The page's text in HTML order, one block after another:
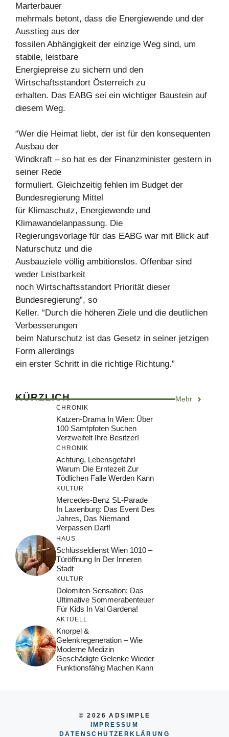
Marterbauer
mehrmals betont, dass die Energiewende und der
Ausstieg aus der
fossilen Abhängigkeit der einzige Weg sind, um
stabile, leistbare
Energiepreise zu sichern und den
Wirtschaftsstandort Österreich zu
erhalten. Das EABG sei ein wichtiger Baustein auf
diesem Weg.
“Wer die Heimat liebt, der ist für den konsequenten
Ausbau der
Windkraft – so hat es der Finanzminister gestern in
seiner Rede
formuliert. Gleichzeitig fehlen im Budget der
Bundesregierung Mittel
für Klimaschutz, Energiewende und
Klimawandelanpassung. Die
Regierungsvorlage für das EABG war mit Blick auf
Naturschutz und die
Ausbauziele völlig ambitionslos. Offenbar sind
weder Leistbarkeit
noch Wirtschaftsstandort Priorität dieser
Bundesregierung”, so
Keller. “Durch die höheren Ziele und die deutlichen
Verbesserungen
beim Naturschutz ist das Gesetz in seiner jetzigen
Form allerdings
ein erster Schritt in die richtige Richtung.”
KÜRZLICH Mehr
CHRONIK
Katzen-Drama In Wien: Über
100 Samtpfoten Suchen
Verzweifelt Ihre Besitzer!
CHRONIK
Achtung, Lebensgefahr!
Warum Die Erntezeit Zur
Tödlichen Falle Werden Kann
KULTUR
Mercedes-Benz SL-Parade
In Laxenburg: Das Event Des
Jahres, Das Niemand
Verpassen Darf!
HAUS
Schlüsseldienst Wien 1010 –
Türöffnung In Der Inneren
Stadt
KULTUR
Dolomiten-Sensation: Das
Ultimative Sommerabenteuer
Für Kids In Val Gardena!
AKTUELL
Knorpel &
Gelenkregeneration – Wie
Moderne Medizin
Geschädigte Gelenke Wieder
Funktionsfähig Machen Kann
© 2026 ADSIMPLE
IMPRESSUM
DATENSCHUTZERKLÄRUNG